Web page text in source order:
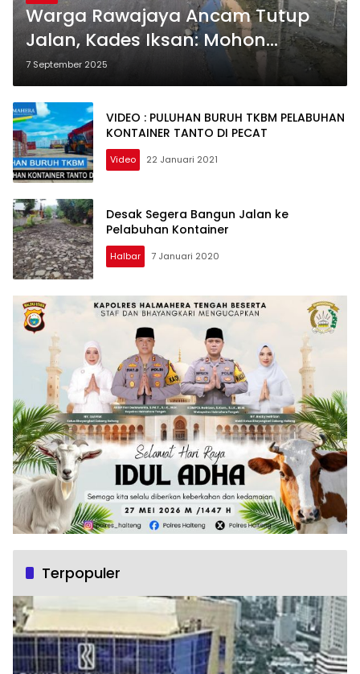
Warga Rawajaya Ancam Tutup
Jalan, Kades Iksan: Mohon
Bersabar, Sudah Diusulkan
7 September 2025
VIDEO : PULUHAN BURUH TKBM PELABUHAN
KONTAINER TANTO DI PECAT
Video 22 Januari 2021
Desak Segera Bangun Jalan ke
Pelabuhan Kontainer
Halbar 7 Januari 2020
Terpopuler